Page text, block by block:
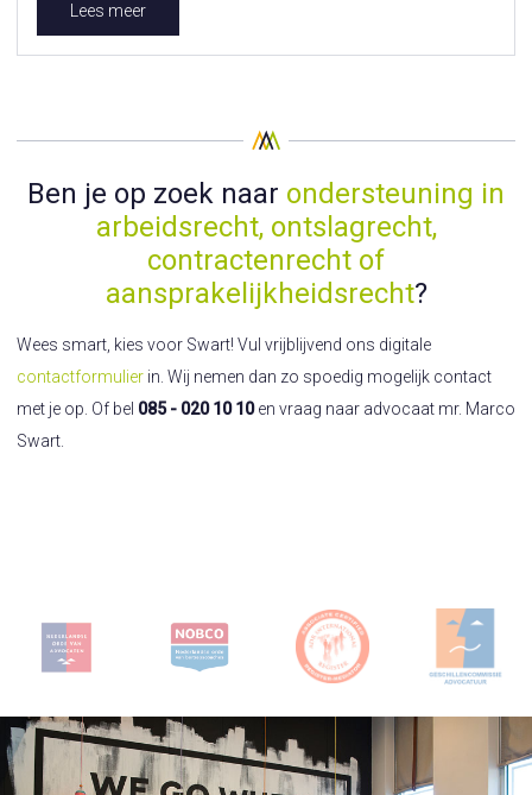
Lees meer
Ben je op zoek naar ondersteuning in
arbeidsrecht, ontslagrecht,
contractenrecht of
aansprakelijkheidsrecht?
Wees smart, kies voor Swart! Vul vrijblijvend ons digitale
contactformulier in. Wij nemen dan zo spoedig mogelijk contact
met je op. Of bel 085 - 020 10 10en vraag naar advocaat mr. Marco
Swart.